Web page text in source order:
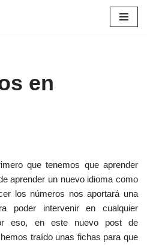
en
que tenemos que aprender
aprender un nuevo idioma como
los números nos aportará una
poder intervenir en cualquier
eso, en este nuevo post de
traído unas fichas para que